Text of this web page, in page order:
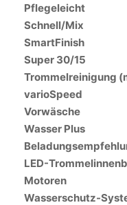
Pflegeleicht
Schnell/Mix
SmartFinish
Super 30/15
Trommelreinigung
varioSpeed
Vorwäsche
Wasser Plus
LED-
Motoren
Wasserschutz-